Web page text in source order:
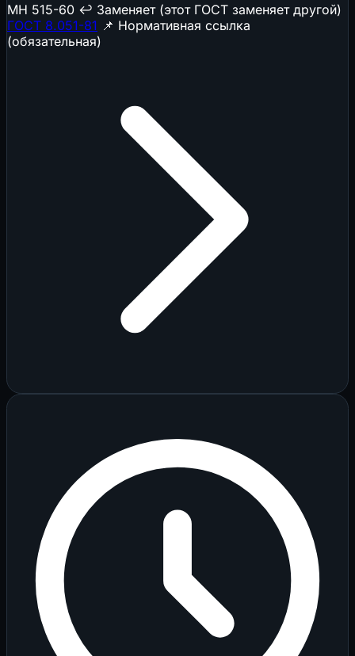
МН 515-60 ↩️ Заменяет (этот ГОСТ заменяет другой)
ГОСТ 8.051-81 📌 Нормативная ссылка
(обязательная)